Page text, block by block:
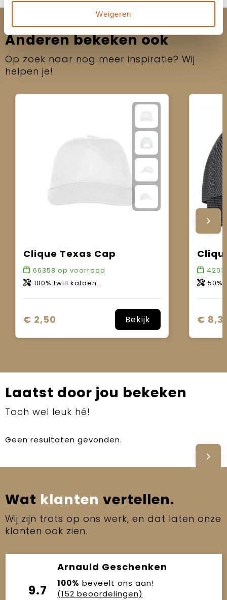
Weigeren
Anderen bekeken ook
Op zoek naar nog meer inspiratie? Wij
helpen je!
Clique Texas Cap
66358 op voorraad
100% twill katoen.
€ 2,50 Bekijk
4203
50%
€
Laatst door jou bekeken
Toch wel leuk hé!
Geen resultaten gevonden.
Wat klanten vertellen.
Wij zijn trots op ons werk, en dat laten onze
klanten ook zien.
9.7
Arnauld Geschenken
100% beveelt ons aan!
(152 beoordelingen)